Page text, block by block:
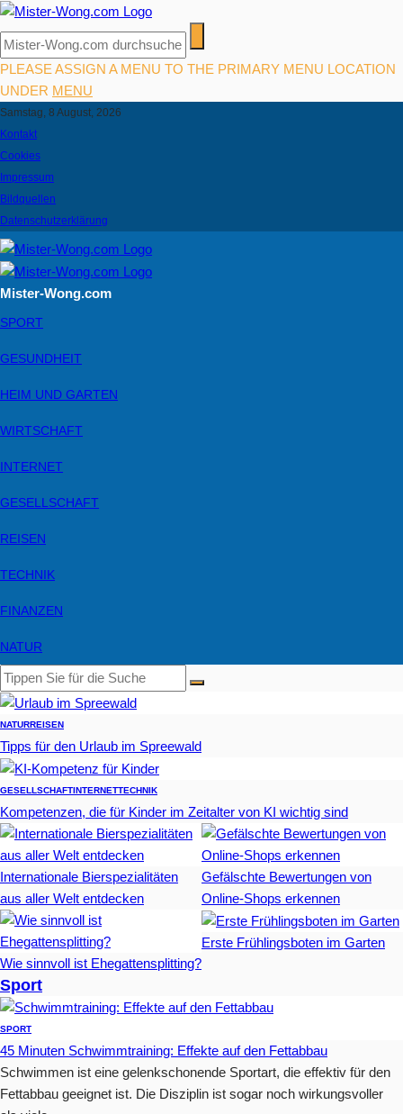
PLEASE ASSIGN A MENU TO THE PRIMARY MENU LOCATION
UNDER MENU
Samstag, 8 August, 2026
Kontakt
Cookies
Impressum
Bildquellen
Datenschutzerklärung
Mister-Wong.com
SPORT
GESUNDHEIT
HEIM UND GARTEN
WIRTSCHAFT
INTERNET
GESELLSCHAFT
REISEN
TECHNIK
FINANZEN
NATUR
NATURREISEN
Tipps für den Urlaub im Spreewald
GESELLSCHAFTINTERNETTECHNIK
Kompetenzen, die für Kinder im Zeitalter von KI wichtig sind
Internationale Bierspezialitäten
aus aller Welt entdecken
Gefälschte Bewertungen von
Online-Shops erkennen
Wie sinnvoll ist Ehegattensplitting?
Erste Frühlingsboten im Garten
Sport
SPORT
45 Minuten Schwimmtraining: Effekte auf den Fettabbau
Schwimmen ist eine gelenkschonende Sportart, die effektiv für den
Fettabbau geeignet ist. Die Disziplin ist sogar noch wirkungsvoller